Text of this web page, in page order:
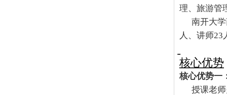
理、旅游管
南开大
人、讲师23
核心优势
核心优势一
授课老